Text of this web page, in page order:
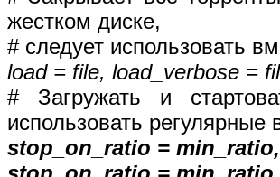
жестком диске,
# следует использовать
load = file, load_verbose =
# Загружать и
использовать регулярные
stop_on_ratio = min_ratio,